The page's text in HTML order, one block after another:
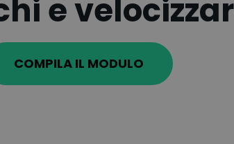
e
COMPILA IL MODULO